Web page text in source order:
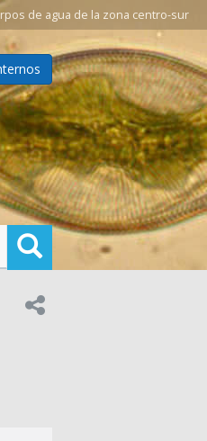
de agua de la zona centro-sur
Buscar
Compartir en: